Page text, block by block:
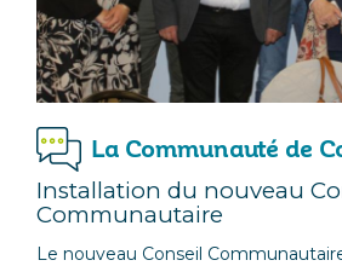
La Communauté de
Installation du nouveau
Communautaire
Le nouveau Conseil